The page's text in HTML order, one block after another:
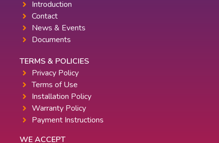
Introduction
Contact
News & Events
Documents
TERMS & POLICIES
Privacy Policy
Terms of Use
Installation Policy
Warranty Policy
Payment Instructions
WE ACCEPT